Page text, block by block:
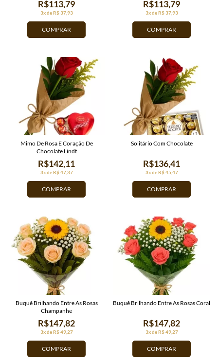
COMPRAR
3x de R$ 37,93
R$113,79
COMPRAR
3x de R$ 37,93
R$113,79
COMPRAR
3x de R$ 47,37
R$142,11
Mimo De Rosa E Coração De
Chocolate Lindt
COMPRAR
3x de R$ 45,47
R$136,41
Solitário Com Chocolate
COMPRAR
3x de R$ 49,27
R$147,82
Buquê Brilhando Entre As Rosas
Champanhe
COMPRAR
3x de R$ 49,27
R$147,82
Buquê Brilhando Entre As Rosas Coral